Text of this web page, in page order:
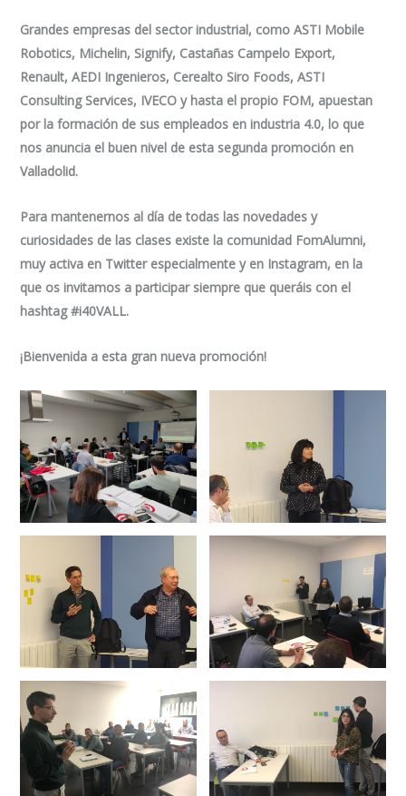
Grandes empresas del sector industrial, como ASTI Mobile
Robotics, Michelin, Signify, Castañas Campelo Export,
Renault, AEDI Ingenieros, Cerealto Siro Foods, ASTI
Consulting Services, IVECO y hasta el propio FOM, apuestan
por la formación de sus empleados en industria 4.0, lo que
nos anuncia el buen nivel de esta segunda promoción en
Valladolid.
Para mantenernos al día de todas las novedades y
curiosidades de las clases existe la comunidad FomAlumni,
muy activa en Twitter especialmente y en Instagram, en la
que os invitamos a participar siempre que queráis con el
hashtag #i40VALL.
¡Bienvenida a esta gran nueva promoción!